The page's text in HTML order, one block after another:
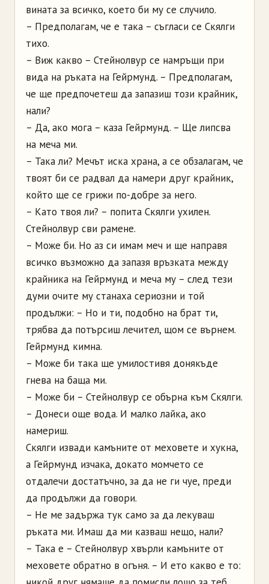
вината за всичко, което би му се случило.
– Предполагам, че е така – съгласи се Скялги
тихо.
– Виж какво – Стейнолвур се намръщи при
вида на ръката на Гейрмунд. – Предполагам,
че ще предпочетеш да запазиш този крайник,
нали?
– Да, ако мога – каза Гейрмунд. – Ще липсва
на меча ми.
– Така ли? Мечът иска храна, а се обзалагам, че
твоят би се радвал да намери друг крайник,
който ще се грижи по-добре за него.
– Като твоя ли? – попита Скялги ухилен.
Стейнолвур сви рамене.
– Може би. Но аз си имам меч и ще направя
всичко възможно да запазя връзката между
крайника на Гейрмунд и меча му – след тези
думи очите му станаха сериозни и той
продължи: – Но и ти, подобно на брат ти,
трябва да потърсиш лечител, щом се върнем.
Гейрмунд кимна.
– Може би така ще умилостивя донякъде
гнева на баща ми.
– Може би – Стейнолвур се обърна към Скялги.
– Донеси още вода. И малко лайка, ако
намериш.
Скялги извади камъните от меховете и хукна,
а Гейрмунд изчака, докато момчето се
отдалечи достатъчно, за да не ги чуе, преди
да продължи да говори.
– Не ме задържа тук само за да лекуваш
ръката ми. Имаш да ми казваш нещо, нали?
– Така е – Стейнолвур хвърли камъните от
меховете обратно в огъня. – И ето какво е то: